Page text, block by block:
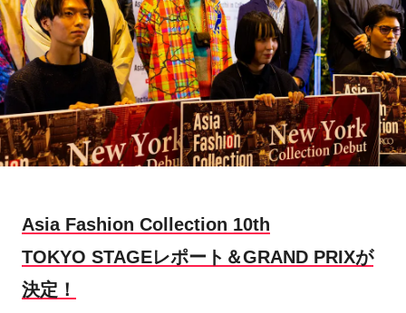
Asia Fashion Collection 10th
TOKYO STAGEレポート＆GRAND PRIXが
決定！